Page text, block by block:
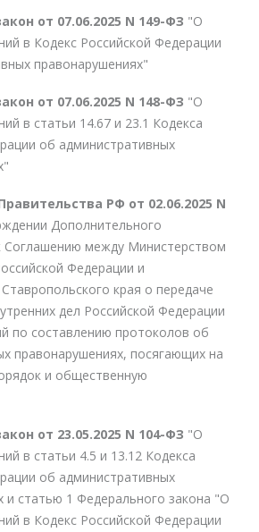
от 07.06.2025 N 149-ФЗ "О
в Кодекс Российской Федерации
правонарушениях"
от 07.06.2025 N 148-ФЗ "О
в статьи 14.67 и 23.1 Кодекса
об административных
РФ от 02.06.2025 N
Дополнительного
Соглашению между Министерством
Федерации и
края о передаче
дел Российской Федерации
по составлению протоколов об
правонарушениях, посягающих на
и общественную
от 23.05.2025 N 104-ФЗ "О
в статьи 4.5 и 13.12 Кодекса
об административных
и статью 1 Федерального закона "О
в Кодекс Российской Федерации